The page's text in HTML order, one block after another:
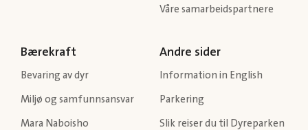
Våre samarbeidspartnere
Bærekraft
Bevaring av dyr
Miljø og samfunnsansvar
Mara Naboisho
Andre sider
Information in English
Parkering
Slik reiser du til Dyreparken